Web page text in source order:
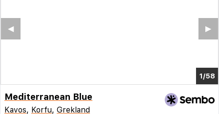
1/52
▶︎
◀︎
Mediterranean Blue
Kavos, Korfu, Grekland